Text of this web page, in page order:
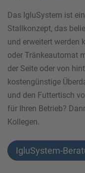
Das IgluSystem ist
Stallkonzept, das
und erweitert werden
oder Tränkeautomat
der Seite oder von
kostengünstige
und den Futtertisch
für Ihren Betrieb?
Kollegen.
IgluSystem-